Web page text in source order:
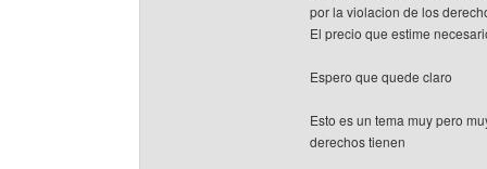
por la violacion de los
El precio que estime
Espero que quede claro
Esto es un tema muy pero
derechos tienen